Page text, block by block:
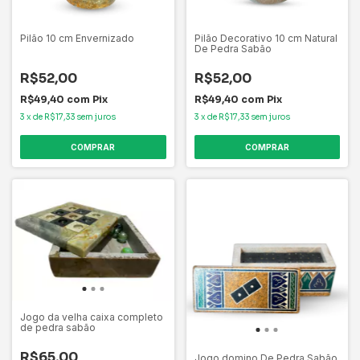
Pilão 10 cm Envernizado
R$52,00
R$49,40 com Pix
3 xde R$17,33 sem juros
Pilão Decorativo 10 cm Natural
De Pedra Sabão
R$52,00
R$49,40 com Pix
3 xde R$17,33 sem juros
Jogo da velha caixa completo
de pedra sabão